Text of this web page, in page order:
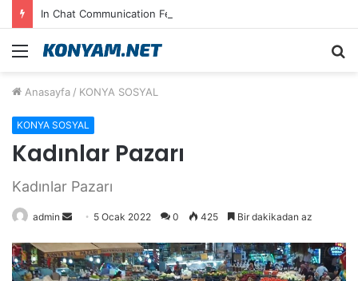
Menü
Anasayfa / KONYA SOSYAL
KONYA SOSYAL
Kadınlar Pazarı
Kadınlar Pazarı
admin
Bir
posta
göndermek
5 Ocak 2022 0 425 Bir dakikadan az